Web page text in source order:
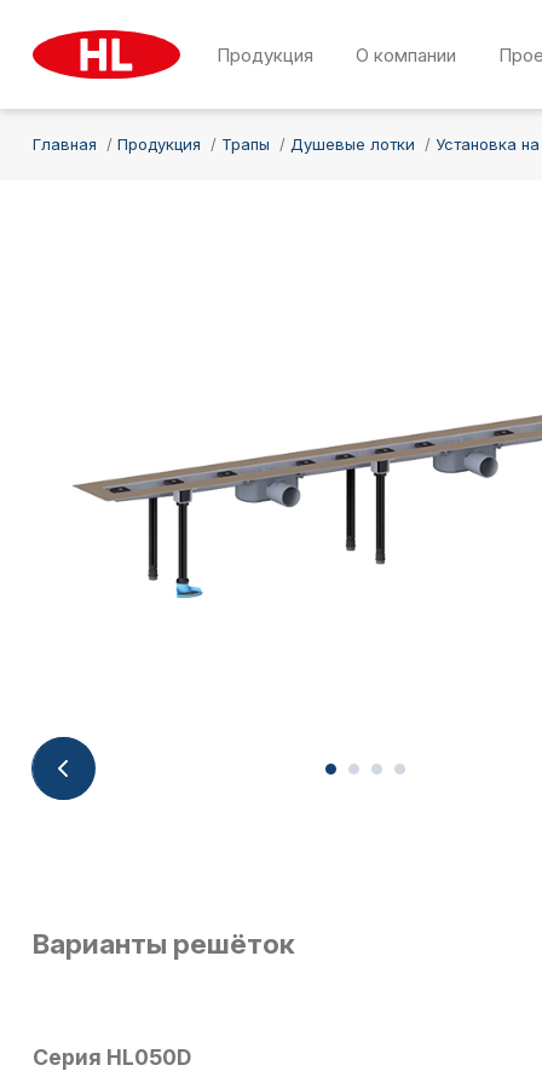
Продукция О компании
Главная Продукция Трапы Душевые лотки Установка
Варианты решёток
Серия HL050D